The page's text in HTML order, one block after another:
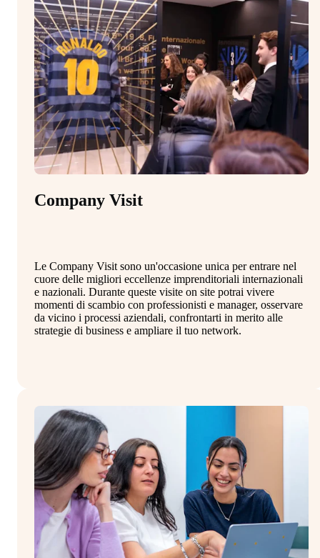
Company Visit
Le Company Visit sono un'occasione unica per entrare nel
cuore delle migliori eccellenze imprenditoriali internazionali
e nazionali. Durante queste visite on site potrai vivere
momenti di scambio con professionisti e manager, osservare
da vicino i processi aziendali, confrontarti in merito alle
strategie di business e ampliare il tuo network.